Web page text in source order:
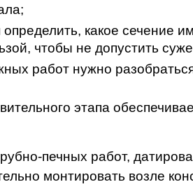
определить, какое сечение
чтобы не допустить
работ нужно
этапа
печных работ,
монтировать возле